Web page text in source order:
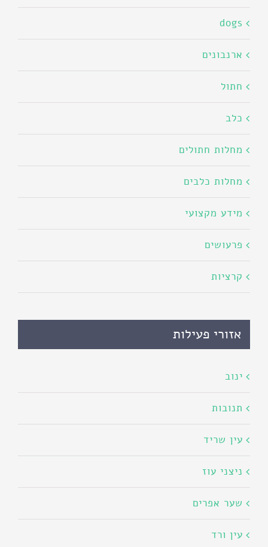
dogs
ארנבונים
חתול
כלב
מחלות חתולים
מחלות כלבים
מידע מקצועי
פרעושים
קרציות
אזורי פעילות
ינוב
תנובות
עין שריד
ניצני עוז
שער אפרים
עין ורד